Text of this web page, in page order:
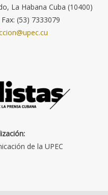
La Habana Cuba (10400)
(53) 7333079
de la UPEC